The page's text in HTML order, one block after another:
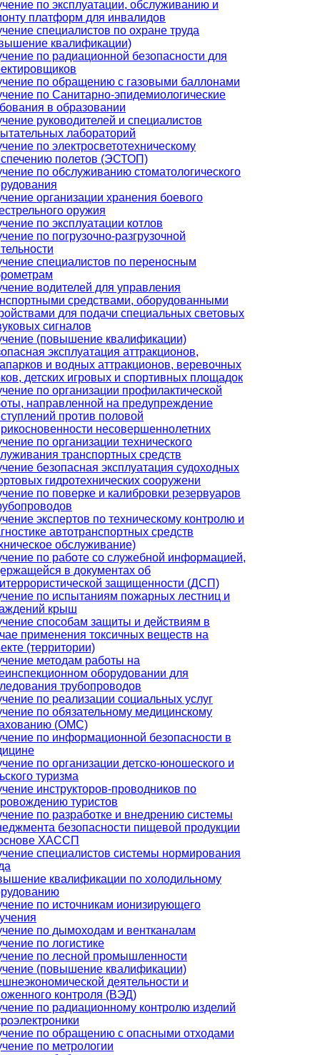
по эксплуатации, обслуживанию и
платформ для инвалидов
специалистов по охране труда
квалификации)
по радиационной безопасности для
по обращению с газовыми баллонами
по Санитарно-эпидемиологические
в образовании
руководителей и специалистов
лабораторий
по электросветотехническому
полетов (ЭСТОП)
по обслуживанию стоматологического
организации хранения боевого
оружия
по эксплуатации котлов
по погрузочно-разгрузочной
специалистов по переносным
водителей для управления
средствами, оборудованными
для подачи специальных световых
сигналов
(повышение квалификации)
эксплуатация аттракционов,
и водных аттракционов, веревочных
детских игровых и спортивных площадок
по организации профилактической
направленной на предупреждение
против половой
несовершеннолетних
по организации технического
транспортных средств
безопасная эксплуатация судоходных
гидротехнических сооружени
по поверке и калибровки резервуаров
экспертов по техническому контролю и
автотранспортных средств
обслуживание)
по работе со служебной информацией,
в документах об
защищенности (ДСП)
по испытаниям пожарных лестниц и
крыш
способам защиты и действиям в
применения токсичных веществ на
(территории)
методам работы на
оборудовании для
трубопроводов
по реализации социальных услуг
по обязательному медицинскому
(ОМС)
по информационной безопасности в
по организации детско-юношеского и
туризма
инструкторов-проводников по
туристов
по разработке и внедрению системы
безопасности пищевой продукции
ХАССП
специалистов системы нормирования
квалификации по холодильному
по источникам ионизирующего
по дымоходам и вентканалам
по логистике
по лесной промышленности
(повышение квалификации)
деятельности и
контроля (ВЭД)
по радиационному контролю изделий
по обращению с опасными отходами
по метрологии